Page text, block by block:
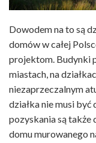
Dowodem na to są
domów w całej
projektom. Budynki
miastach, na
niezaprzeczalnym
działka nie musi być
pozyskania są także
domu murowanego